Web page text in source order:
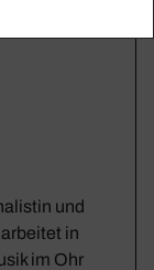
und
in
im Ohr